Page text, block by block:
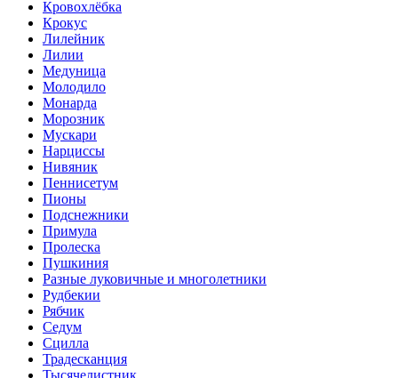
Кровохлёбка
Крокус
Лилейник
Лилии
Медуница
Молодило
Монарда
Морозник
Мускари
Нарциссы
Нивяник
Пеннисетум
Пионы
Подснежники
Примула
Пролеска
Пушкиния
Разные луковичные и многолетники
Рудбекии
Рябчик
Седум
Сцилла
Традесканция